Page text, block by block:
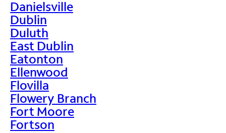
Danielsville
Dublin
Duluth
East Dublin
Eatonton
Ellenwood
Flovilla
Flowery Branch
Fort Moore
Fortson